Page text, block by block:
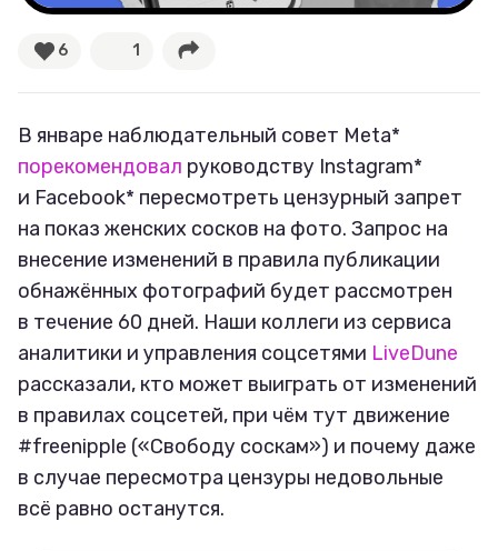
Соцсети
6 1
В январе наблюдательный совет Meta*
порекомендовал руководству Instagram*
и Facebook* пересмотреть цензурный запрет
на показ женских сосков на фото. Запрос на
внесение изменений в правила публикации
обнажённых фотографий будет рассмотрен
в течение 60 дней. Наши коллеги из сервиса
аналитики и управления соцсетями LiveDune
рассказали, кто может выиграть от изменений
в правилах соцсетей, при чём тут движение
#freenipple («Свободу соскам») и почему даже
в случае пересмотра цензуры недовольные
всё равно останутся.